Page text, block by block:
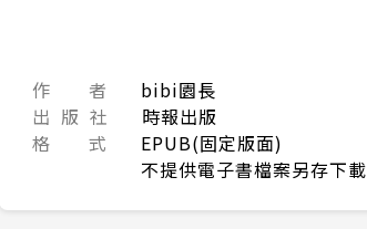
作 者
bibi園長
出 版 社
時報出版
格 式
EPUB(固定版面)
不提供電子書檔案另存下載